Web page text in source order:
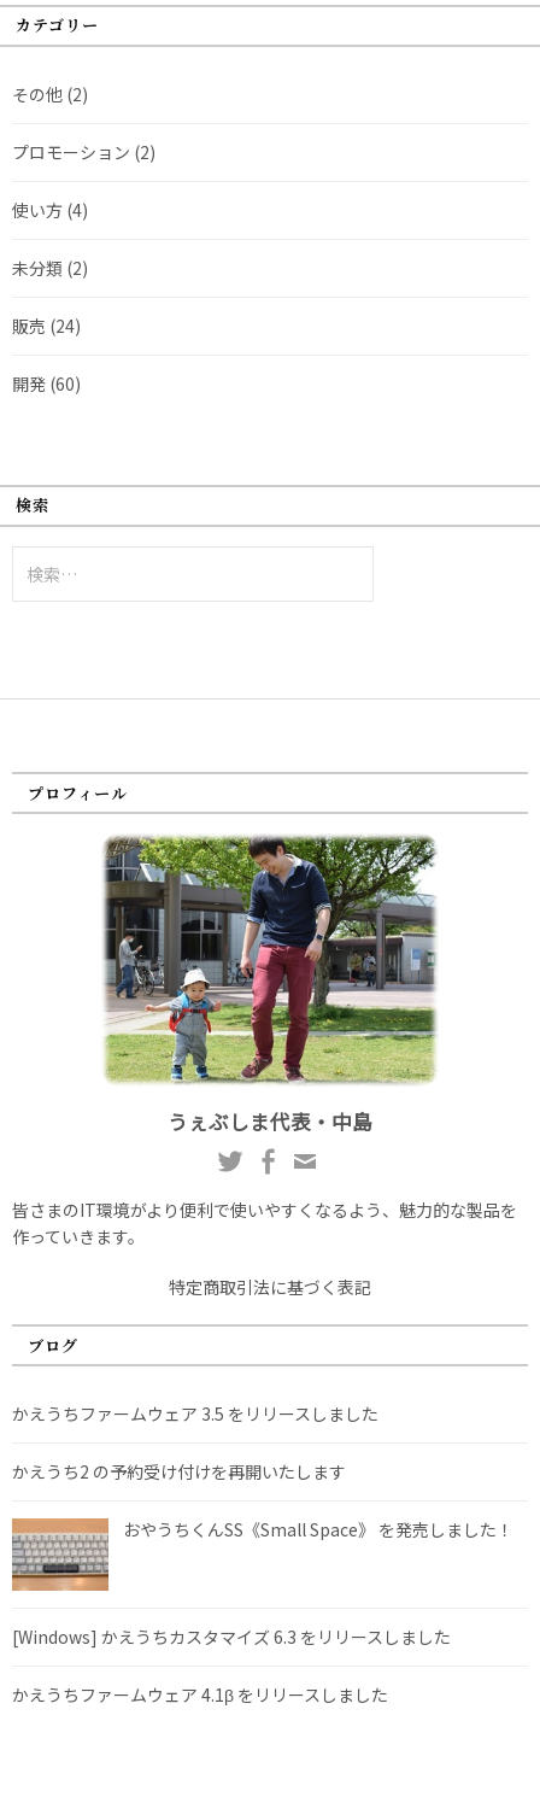
カテゴリー
その他 (2)
プロモーション (2)
使い方 (4)
未分類 (2)
販売 (24)
開発 (60)
検索
索:
プロフィール
うぇぶしま代表・中島
皆さまのIT環境がより便利で使いやすくなるよう、魅力的な製品を
作っていきます。
特定商取引法に基づく表記
ブログ
かえうちファームウェア 3.5 をリリースしました
かえうち2 の予約受け付けを再開いたします
おやうちくんSS《Small Space》 を発売しました！
[Windows] かえうちカスタマイズ 6.3 をリリースしました
かえうちファームウェア 4.1β をリリースしました